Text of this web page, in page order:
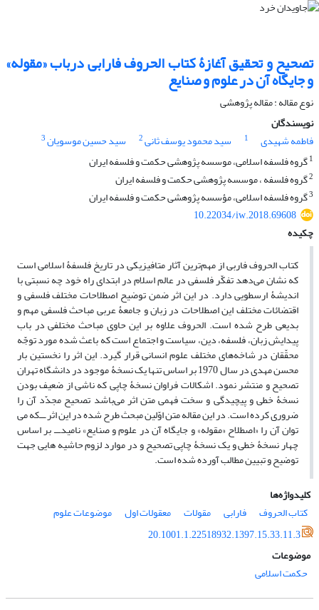
تصحیح و تحقیق آغازۀ کتاب الحروف فارابی درباب «مقوله»
و جایگاه آن در علوم و صنایع
نوع مقاله : مقاله پژوهشی
نویسندگان
فاطمه شهیدی
1 سید محمود یوسف ثانی2 سید حسین موسویان3
1گروه فلسفه اسلامی، موسسه پژوهشی حکمت و فلسفه ایران
2گروه فلسفه ، موسسه پژوهشی حکمت و فلسفه ایران
3گروه فلسفه اسلامی، مؤسسه پژوهشی حکمت و فلسفه ایران
10.22034/iw.2018.69608
چکیده
کتاب الحروف فاربی از مهم‌ترین آثار متافیزیکی در تاریخ فلسفۀ اسلامی است
که نشان می‌دهد تفکّر فلسفی در عالم اسلام در ابتدای راه خود چه نسبتی با
اندیشۀ ارسطویی دارد. در این اثر ضمن توضیح اصطلاحات مختلف فلسفی و
اقتضائات مختلف این اصطلاحات در زبان و جامعۀ عربی مباحث فلسفی مهم و
بدیعی طرح شده‌ است. الحروف علاوه بر این حاوی مباحث مختلفی در باب
پیدایش زبان، فلسفه، دین، سیاست و اجتماع است که باعث شده مورد توجّه
محقّقان در شاخه‌های مختلف علوم انسانی قرار گیرد. این اثر را نخستین بار
محسن مهدی در سال 1970 بر اساس تنها یک نسخۀ موجود در دانشگاه تهران
تصحیح و منتشر نمود. اشکالات فراوان نسخۀ چاپی که ناشی از ضعیف بودن
نسخۀ خطی و پیچیدگی و سخت فهمی متن اثر می‌باشد تصحیح مجدّد آن را
ضروری کرده است. در این مقاله متن اوّلین مبحث طرح شده در این اثر ـــ‌که می
توان آن را «اصطلاح «مقوله» و جایگاه آن در علوم و صنایع» نامید‌ـــ بر اساس
چهار نسخۀ خطی و یک نسخۀ چاپی تصحیح و در موارد لزوم حاشیه هایی جهت
توضیح و تبیین مطالب آورده شده است.
کلیدواژه‌ها
کتاب الحروف
فارابی مقولات معقولات اول
موضوعات علوم
20.1001.1.22518932.1397.15.33.11.3
موضوعات
حکمت اسلامی